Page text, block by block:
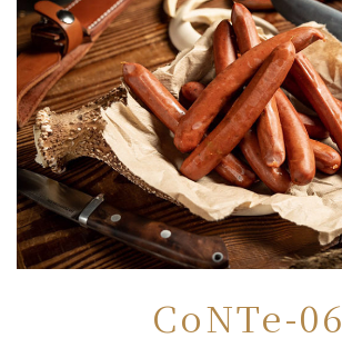
CoNTe-06